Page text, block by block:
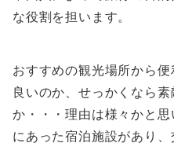
な役割を担います。
おすすめの観光場所から
良いのか、せっかくなら
か・・・理由は様々かと
にあった宿泊施設があり